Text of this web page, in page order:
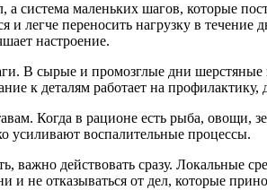
система маленьких шагов, которые
легче переносить нагрузку в
настроение.
В сырые и промозглые дни
к деталям работает на профилактику,
Когда в рационе есть рыба, овощи,
усиливают воспалительные процессы.
важно действовать сразу. Локальные
не отказываться от дел, которые